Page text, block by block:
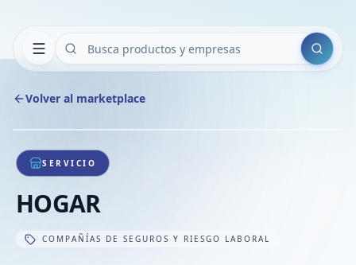
Buscar
Volver al marketplace
1/1
SERVICIO
HOGAR
COMPAÑÍAS DE SEGUROS Y RIESGO LABORAL